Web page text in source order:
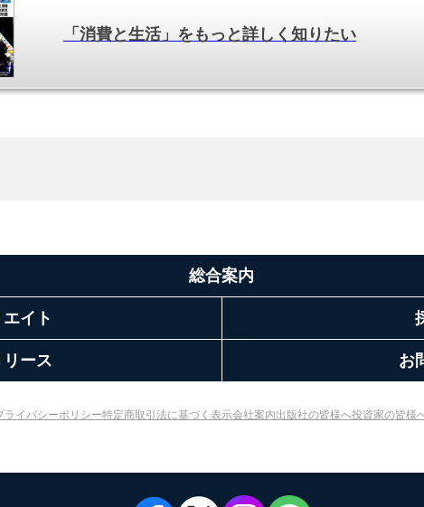
「消費と生活」をもっと詳しく知りたい
総合案内
イト
ース お
ライバシーポリシー特定商取引法に基づく表示会社案内出版社の皆様へ投資家の皆様